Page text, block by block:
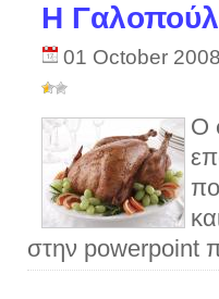
Η
01 October 2008
Ο
στην powerpoint